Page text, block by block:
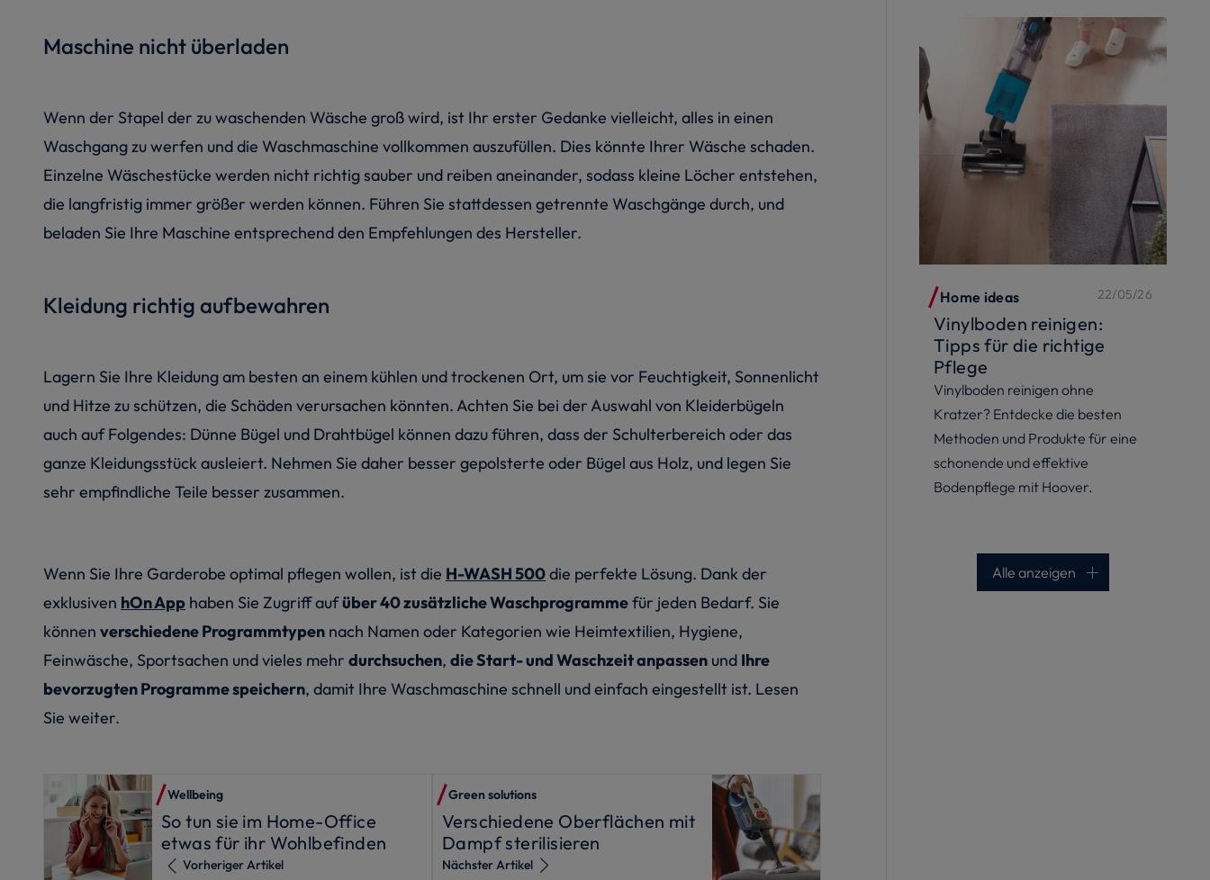
Maschine nicht überladen
Wenn der Stapel der zu waschenden Wäsche groß wird, ist Ihr erster Gedanke vielleicht, alles in einen
Waschgang zu werfen und die Waschmaschine vollkommen auszufüllen. Dies könnte Ihrer Wäsche schaden.
Einzelne Wäschestücke werden nicht richtig sauber und reiben aneinander, sodass kleine Löcher entstehen,
die langfristig immer größer werden können. Führen Sie stattdessen getrennte Waschgänge durch, und
beladen Sie Ihre Maschine entsprechend den Empfehlungen des Hersteller.
Kleidung richtig aufbewahren
Lagern Sie Ihre Kleidung am besten an einem kühlen und trockenen Ort, um sie vor Feuchtigkeit, Sonnenlicht
und Hitze zu schützen, die Schäden verursachen könnten. Achten Sie bei der Auswahl von Kleiderbügeln
auch auf Folgendes: Dünne Bügel und Drahtbügel können dazu führen, dass der Schulterbereich oder das
ganze Kleidungsstück ausleiert. Nehmen Sie daher besser gepolsterte oder Bügel aus Holz, und legen Sie
sehr empfindliche Teile besser zusammen.
Wenn Sie Ihre Garderobe optimal pflegen wollen, ist die H-WASH 500die perfekte Lösung. Dank der
exklusiven hOn App haben Sie Zugriff aufüber 40 zusätzliche Waschprogrammefür jeden Bedarf. Sie
können verschiedene Programmtypen nach Namen oder Kategorien wie Heimtextilien, Hygiene,
Feinwäsche, Sportsachen und vieles mehr durchsuchen, die Start- und Waschzeit anpassen und Ihre
bevorzugten Programme speichern, damit Ihre Waschmaschine schnell und einfach eingestellt ist. Lesen
Sie weiter.
Wellbeing
So tun sie im Home-Office
etwas für ihr Wohlbefinden
Vorheriger Artikel
Green solutions
Verschiedene Oberflächen mit
Dampf sterilisieren
Nächster Artikel
Home ideas 22/05/26
Vinylboden reinigen:
Tipps für die richtige
Pflege
Vinylboden reinigen ohne
Kratzer? Entdecke die besten
Methoden und Produkte für eine
schonende und effektive
Bodenpflege mit Hoover.
Alle anzeigen